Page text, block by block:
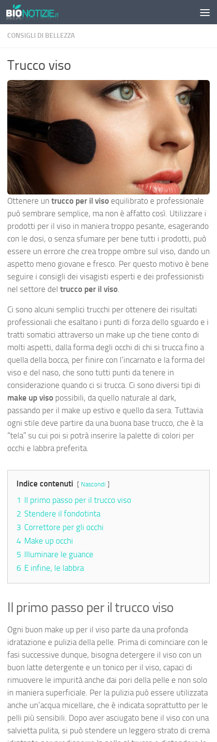
Sotto il contenuto
CONSIGLI DI BELLEZZA
Trucco viso
Ottenere un trucco per il viso equilibrato e professionale
può sembrare semplice, ma non è affatto così. Utilizzare i
prodotti per il viso in maniera troppo pesante, esagerando
con le dosi, o senza sfumare per bene tutti i prodotti, può
essere un errore che crea troppe ombre sul viso, dando un
aspetto meno giovane e fresco. Per questo motivo è bene
seguire i consigli dei visagisti esperti e dei professionisti
nel settore del trucco per il viso
Ci sono alcuni semplici trucchi per ottenere dei risultati
professionali che esaltano i punti di forza dello sguardo e i
tratti somatici attraverso un make up che tiene conto di
molti aspetti, dalla forma degli occhi di chi si trucca fino a
quella della bocca, per finire con l’incarnato e la forma del
viso e del naso, che sono tutti punti da tenere in
considerazione quando ci si trucca. Ci sono diversi tipi di
make up viso possibili, da quello naturale al dark,
passando per il make up estivo e quello da sera. Tuttavia
ogni stile deve partire da una buona base trucco, che è la
“tela” su cui poi si potrà inserire la palette di colori per
occhi e labbra preferita.
Indice contenuti Nascondi
1 Il primo passo per il trucco viso
2 Stendere il fondotinta
3 Correttore per gli occhi
4 Make up occhi
5 Illuminare le guance
6 E infine, le labbra
Il primo passo per il trucco viso
Ogni buon make up per il viso parte da una profonda
idratazione e pulizia della pelle. Prima di cominciare con le
fasi successive dunque, bisogna detergere il viso con un
buon latte detergente e un tonico per il viso, capaci di
rimuovere le impurità anche dai pori della pelle e non solo
in maniera superficiale. Per la pulizia può essere utilizzata
anche un’acqua micellare, che è indicata soprattutto per le
pelli più sensibili. Dopo aver asciugato bene il viso con una
salvietta pulita, si può stendere un leggero strato di crema